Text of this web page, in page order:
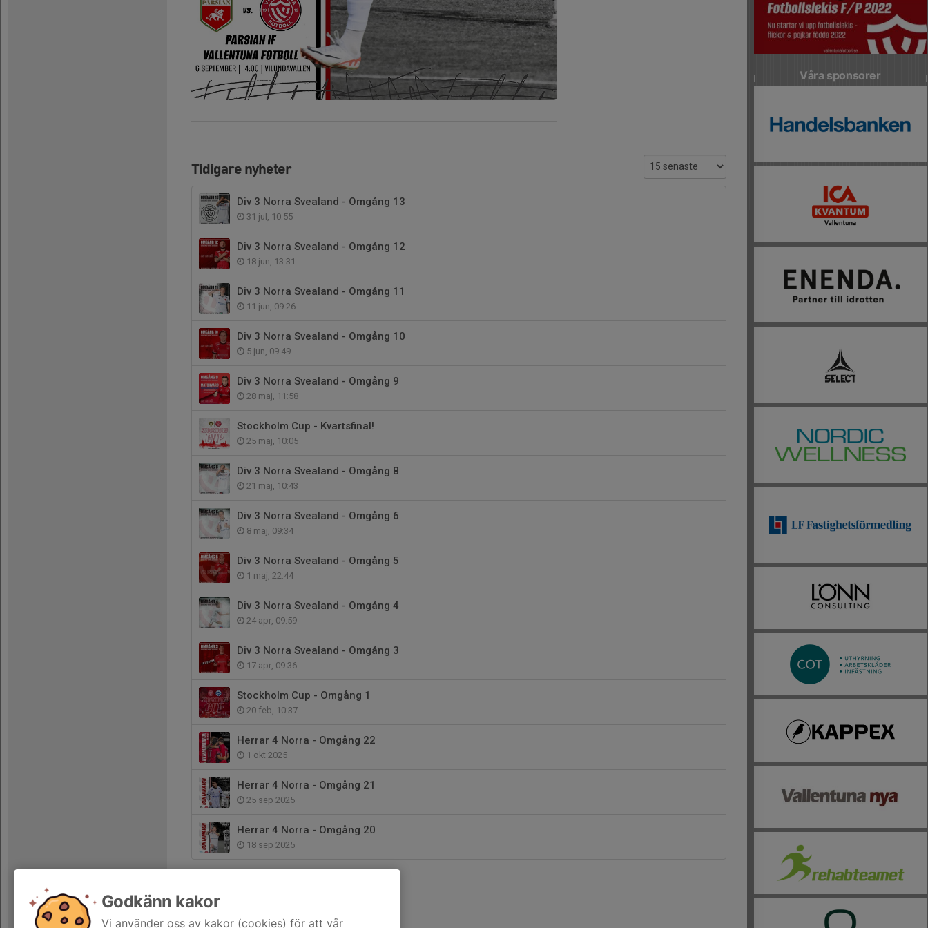
Tidigare nyheter
Div 3 Norra Svealand - Omgång 13
31 jul, 10:55
Div 3 Norra Svealand - Omgång 12
18 jun, 13:31
Div 3 Norra Svealand - Omgång 11
11 jun, 09:26
Div 3 Norra Svealand - Omgång 10
5 jun, 09:49
Div 3 Norra Svealand - Omgång 9
28 maj, 11:58
Stockholm Cup - Kvartsfinal!
25 maj, 10:05
Div 3 Norra Svealand - Omgång 8
21 maj, 10:43
Div 3 Norra Svealand - Omgång 6
8 maj, 09:34
Div 3 Norra Svealand - Omgång 5
1 maj, 22:44
Div 3 Norra Svealand - Omgång 4
24 apr, 09:59
Div 3 Norra Svealand - Omgång 3
17 apr, 09:36
Stockholm Cup - Omgång 1
20 feb, 10:37
Herrar 4 Norra - Omgång 22
1 okt 2025
Herrar 4 Norra - Omgång 21
25 sep 2025
Herrar 4 Norra - Omgång 20
18 sep 2025
Våra sponsorer
Godkänn kakor
Vi använder oss av kakor (cookies) för att vår